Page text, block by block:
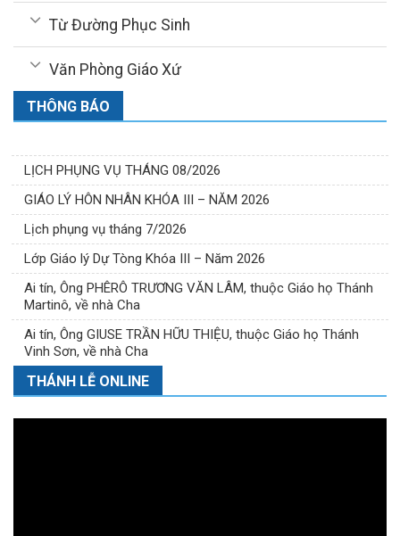
Từ Đường Phục Sinh
Văn Phòng Giáo Xứ
THÔNG BÁO
LỊCH PHỤNG VỤ THÁNG 08/2026
GIÁO LÝ HÔN NHÂN KHÓA III – NĂM 2026
Lịch phụng vụ tháng 7/2026
Lớp Giáo lý Dự Tòng Khóa III – Năm 2026
Ai tín, Ông PHÊRÔ TRƯƠNG VĂN LÂM, thuộc Giáo họ Thánh
Martinô, về nhà Cha
Ai tín, Ông GIUSE TRẦN HỮU THIỆU, thuộc Giáo họ Thánh
Vinh Sơn, về nhà Cha
THÁNH LỄ ONLINE